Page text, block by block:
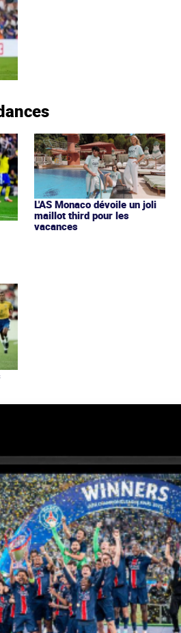
L'AS Monaco dévoile un joli
maillot third pour les
vacances